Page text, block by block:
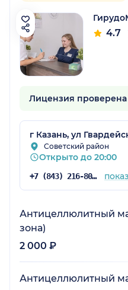
4.7
Лицензия проверена
г Казань, ул
Советский район
Открыто до 20:00
+7 (843) 216-80-26
Антицеллюлитный
зона)
2 000 ₽
Антицеллюлитный